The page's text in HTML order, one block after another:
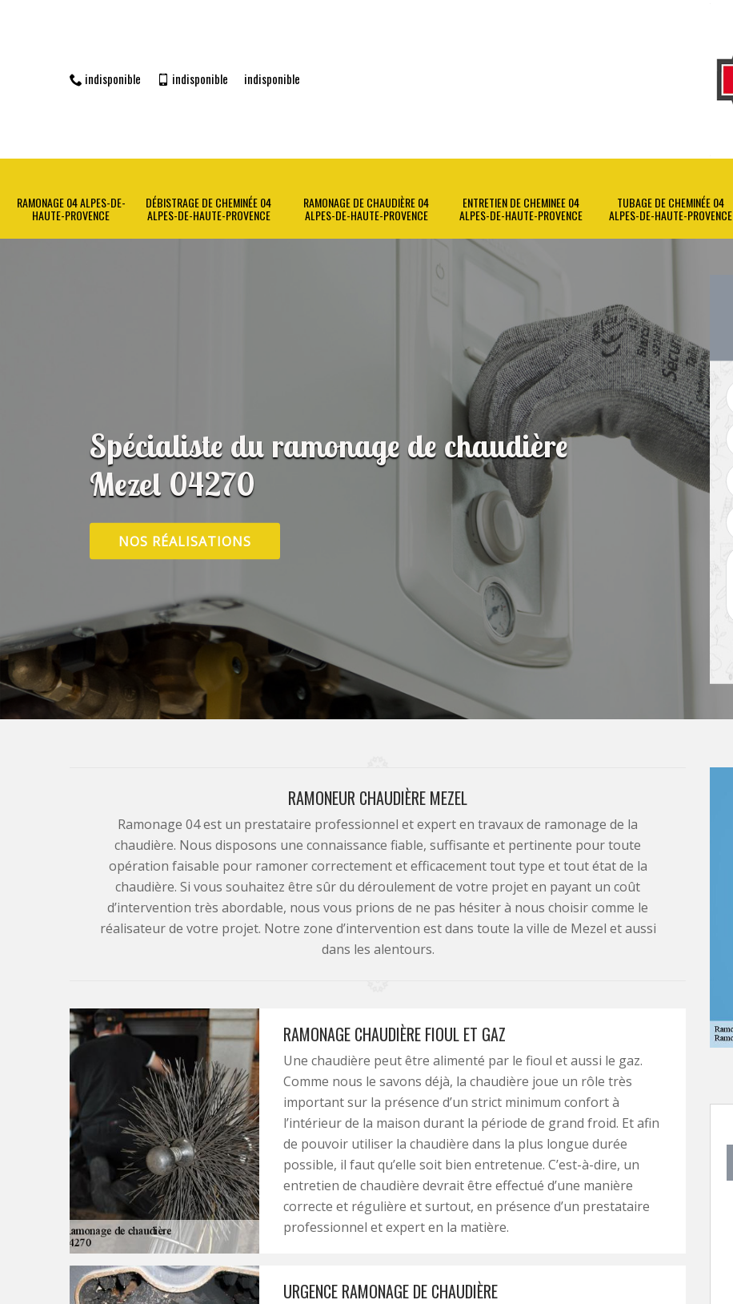
indisponible indisponible indisponible
RAMONAGE 04 ALPES-DE-
HAUTE-PROVENCE
DÉBISTRAGE DE CHEMINÉE 04
ALPES-DE-HAUTE-PROVENCE
RAMONAGE DE CHAUDIÈRE 04
ALPES-DE-HAUTE-PROVENCE
ENTRETIEN DE CHEMINEE 04
ALPES-DE-HAUTE-PROVENCE
TUBAGE DE CHEMINÉE 04
ALPES-DE-HAUTE-PROVENCE
Spécialiste du ramonage de chaudière
Mezel 04270
NOS RÉALISATIONS
RAMONEUR CHAUDIÈRE MEZEL
Ramonage 04 est un prestataire professionnel et expert en travaux de ramonage de la
chaudière. Nous disposons une connaissance fiable, suffisante et pertinente pour toute
opération faisable pour ramoner correctement et efficacement tout type et tout état de la
chaudière. Si vous souhaitez être sûr du déroulement de votre projet en payant un coût
d’intervention très abordable, nous vous prions de ne pas hésiter à nous choisir comme le
réalisateur de votre projet. Notre zone d’intervention est dans toute la ville de Mezel et aussi
dans les alentours.
RAMONAGE CHAUDIÈRE FIOUL ET GAZ
Une chaudière peut être alimenté par le fioul et aussi le gaz.
Comme nous le savons déjà, la chaudière joue un rôle très
important sur la présence d’un strict minimum confort à
l’intérieur de la maison durant la période de grand froid. Et afin
de pouvoir utiliser la chaudière dans la plus longue durée
possible, il faut qu’elle soit bien entretenue. C’est-à-dire, un
entretien de chaudière devrait être effectué d’une manière
correcte et régulière et surtout, en présence d’un prestataire
professionnel et expert en la matière.
URGENCE RAMONAGE DE CHAUDIÈRE